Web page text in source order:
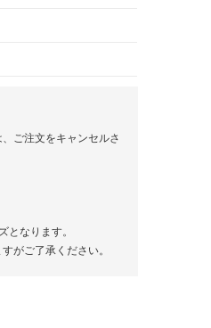
ご注文をキャンセルさ
なります。
がご了承ください。